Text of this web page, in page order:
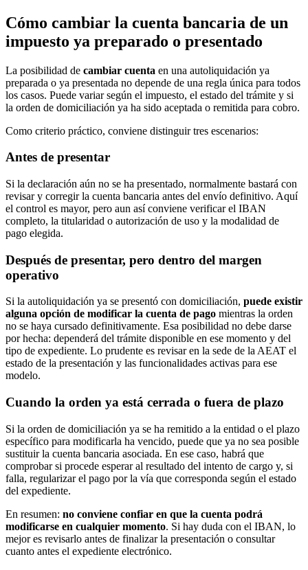
Cómo cambiar la cuenta bancaria de un
impuesto ya preparado o presentado
La posibilidad de cambiar cuenta en una autoliquidación ya
preparada o ya presentada no depende de una regla única para todos
los casos. Puede variar según el impuesto, el estado del trámite y si
la orden de domiciliación ya ha sido aceptada o remitida para cobro.
Como criterio práctico, conviene distinguir tres escenarios:
Antes de presentar
Si la declaración aún no se ha presentado, normalmente bastará con
revisar y corregir la cuenta bancaria antes del envío definitivo. Aquí
el control es mayor, pero aun así conviene verificar el IBAN
completo, la titularidad o autorización de uso y la modalidad de
pago elegida.
Después de presentar, pero dentro del margen
operativo
Si la autoliquidación ya se presentó con domiciliación, puede existir
alguna opción de modificar la cuenta de pago mientras la orden
no se haya cursado definitivamente. Esa posibilidad no debe darse
por hecha: dependerá del trámite disponible en ese momento y del
tipo de expediente. Lo prudente es revisar en la sede de la AEAT el
estado de la presentación y las funcionalidades activas para ese
modelo.
Cuando la orden ya está cerrada o fuera de plazo
Si la orden de domiciliación ya se ha remitido a la entidad o el plazo
específico para modificarla ha vencido, puede que ya no sea posible
sustituir la cuenta bancaria asociada. En ese caso, habrá que
comprobar si procede esperar al resultado del intento de cargo y, si
falla, regularizar el pago por la vía que corresponda según el estado
del expediente.
En resumen: no conviene confiar en que la cuenta podrá
modificarse en cualquier momento. Si hay duda con el IBAN, lo
mejor es revisarlo antes de finalizar la presentación o consultar
cuanto antes el expediente electrónico.